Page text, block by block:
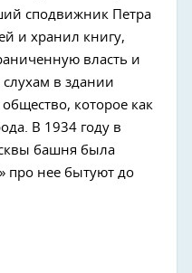
сподвижник Петра
и хранил книгу,
власть и
в здании
которое как
В 1934 году в
башня была
про нее бытуют до